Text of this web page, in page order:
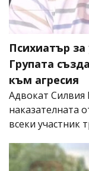
Психиатър
Групата
към агресия
Адвокат Силвия
наказателната
всеки участник